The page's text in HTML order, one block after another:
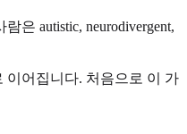
은 autistic, neurodivergent,
이어집니다. 처음으로 이 가